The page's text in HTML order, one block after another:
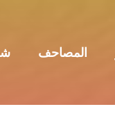
المصاحف